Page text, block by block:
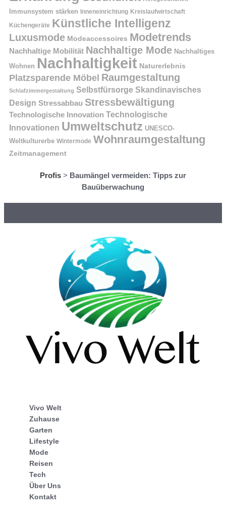
Immunsystem stärken Inneneinrichtung Kreislaufwirtschaft
Küchengeräte Künstliche Intelligenz
Luxusmode Modeaccessoires Modetrends
Nachhaltige Mobilität Nachhaltige Mode Nachhaltiges
Wohnen Nachhaltigkeit Naturerlebnis
Platzsparende Möbel Raumgestaltung
Schlafzimmergestaltung Selbstfürsorge Skandinavisches
Design Stressabbau Stressbewältigung
Technologische Innovation Technologische
Innovationen Umweltschutz UNESCO-
Weltkulturerbe Wintermode Wohnraumgestaltung
Zeitmanagement
Profis > Baumängel vermeiden: Tipps zur
Bauüberwachung
Vivo Welt
Zuhause
Garten
Lifestyle
Mode
Reisen
Tech
Über Uns
Kontakt